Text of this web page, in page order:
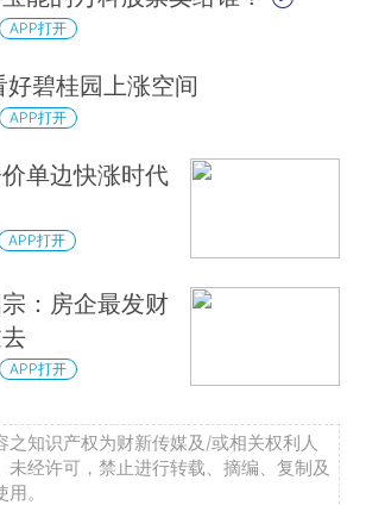
APP打开
碧桂园上涨空间
APP打开
单边快涨时代
APP打开
：房企最发财
APP打开
之知识产权为财新传媒及/或相关权利人
未经许可，禁止进行转载、摘编、复制及
。